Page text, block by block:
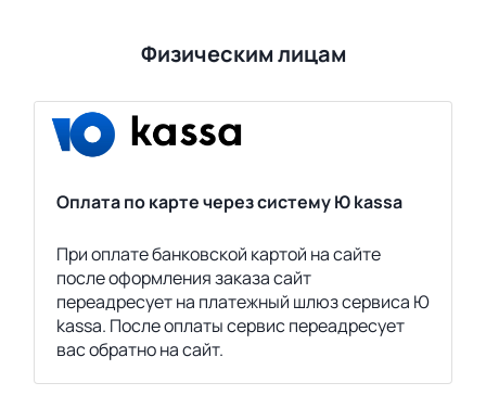
Физическим лицам
Оплата по карте через систему Ю kassa
При оплате банковской картой на сайте
после оформления заказа сайт
переадресует на платежный шлюз сервиса Ю
kassa. После оплаты сервис переадресует
вас обратно на сайт.